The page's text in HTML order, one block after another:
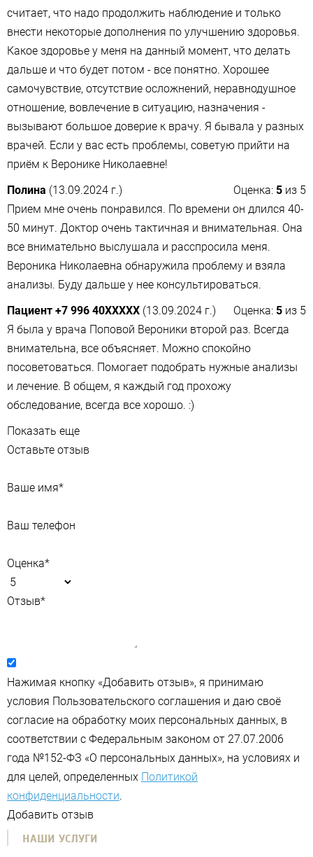
считает, что надо продолжить наблюдение и только
внести некоторые дополнения по улучшению здоровья.
Какое здоровье у меня на данный момент, что делать
дальше и что будет потом - все понятно. Хорошее
самочувствие, отсутствие осложнений, неравнодушное
отношение, вовлечение в ситуацию, назначения -
вызывают большое доверие к врачу. Я бывала у разных
врачей. Если у вас есть проблемы, советую прийти на
приём к Веронике Николаевне!
Полина (13.09.2024 г.) Оценка: 5 из 5
Прием мне очень понравился. По времени он длился 40-
50 минут. Доктор очень тактичная и внимательная. Она
все внимательно выслушала и расспросила меня.
Вероника Николаевна обнаружила проблему и взяла
анализы. Буду дальше у нее консультироваться.
Пациент +7 996 40XXXXX (13.09.2024 г.) Оценка: 5 из 5
Я была у врача Поповой Вероники второй раз. Всегда
внимательна, все объясняет. Можно спокойно
посоветоваться. Помогает подобрать нужные анализы​
и лечение. В общем, я каждый год прохожу
обследование, всегда все хорошо. :)
Показать еще
Оставьте отзыв
Ваше имя*
Ваш телефон
Оценка*
Отзыв*
Нажимая кнопку «Добавить отзыв», я принимаю
условия Пользовательского соглашения и даю своё
согласие на обработку моих персональных данных, в
соответствии с Федеральным законом от 27.07.2006
года №152-ФЗ «О персональных данных», на условиях и
для целей, определенных Политикой
конфиденциальности.
Добавить отзыв
НАШИ УСЛУГИ